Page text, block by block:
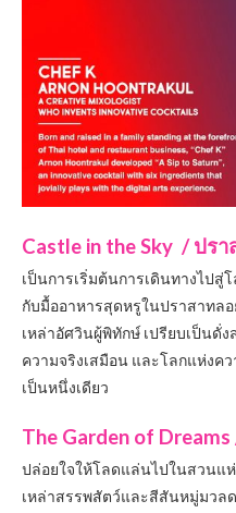
Castle in the Sky / ปร
เป็นการเริ่มต้นการเดินทางไปสู่
กับมื้ออาหารสุดหรูในปราสาทล
เหล่าอัศวินผู้พิทักษ์ เปรียบเป็นดั่
ความจริงเสมือน และโลกแห่งค
เป็นหนึ่งเดียว
The Garden of
ปล่อยใจให้โลดแล่นไปในสวนแ
เหล่าสรรพสัตว์และสีสันหมู่มวล